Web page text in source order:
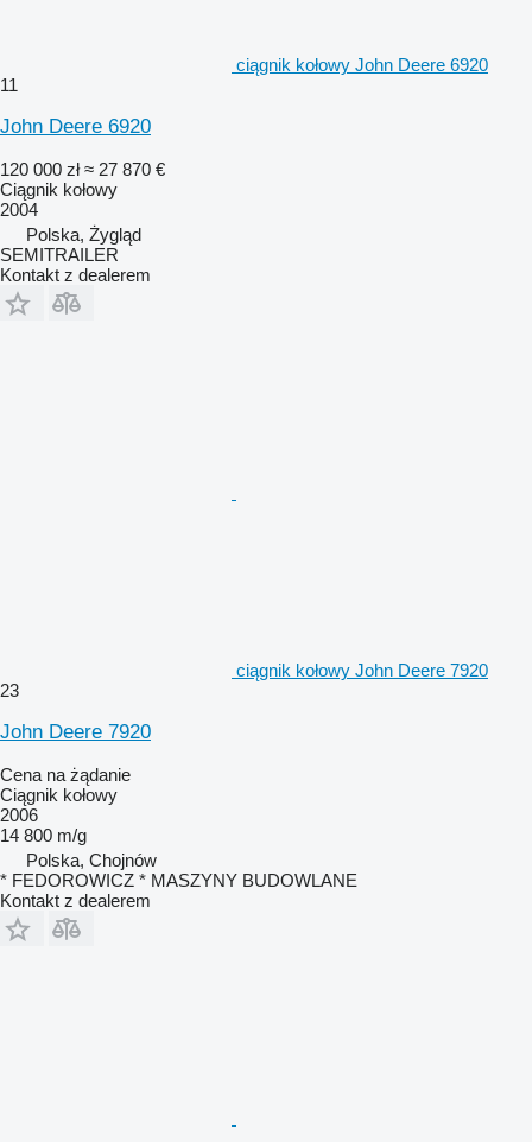
ciągnik kołowy John Deere 6920
11
John Deere 6920
120 000 zł ≈ 27 870 €
Ciągnik kołowy
2004
Polska, Żygląd
SEMITRAILER
Kontakt z dealerem
ciągnik kołowy John Deere 7920
23
John Deere 7920
Cena na żądanie
Ciągnik kołowy
2006
14 800 m/g
Polska, Chojnów
* FEDOROWICZ * MASZYNY BUDOWLANE
Kontakt z dealerem